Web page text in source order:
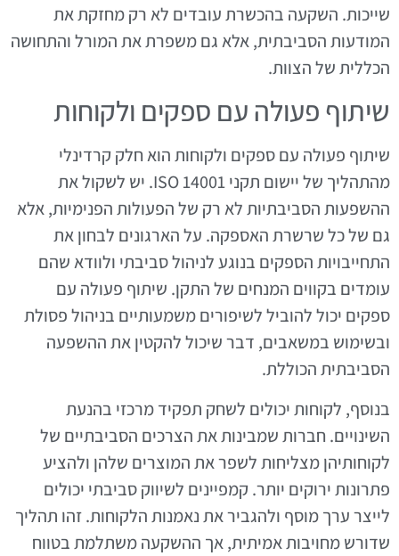
שייכות. השקעה בהכשרת עובדים לא רק מחזקת את
המודעות הסביבתית, אלא גם משפרת את המורל והתחושה
הכללית של הצוות.
שיתוף פעולה עם ספקים ולקוחות
שיתוף פעולה עם ספקים ולקוחות הוא חלק קרדינלי
מהתהליך של יישום תקני ISO 14001. יש לשקול את
ההשפעות הסביבתיות לא רק של הפעולות הפנימיות, אלא
גם של כל שרשרת האספקה. על הארגונים לבחון את
התחייבויות הספקים בנוגע לניהול סביבתי ולוודא שהם
עומדים בקווים המנחים של התקן. שיתוף פעולה עם
ספקים יכול להוביל לשיפורים משמעותיים בניהול פסולת
ובשימוש במשאבים, דבר שיכול להקטין את ההשפעה
הסביבתית הכוללת.
בנוסף, לקוחות יכולים לשחק תפקיד מרכזי בהנעת
השינויים. חברות שמבינות את הצרכים הסביבתיים של
לקוחותיהן מצליחות לשפר את המוצרים שלהן ולהציע
פתרונות ירוקים יותר. קמפיינים לשיווק סביבתי יכולים
לייצר ערך מוסף ולהגביר את נאמנות הלקוחות. זהו תהליך
שדורש מחויבות אמיתית, אך ההשקעה משתלמת בטווח